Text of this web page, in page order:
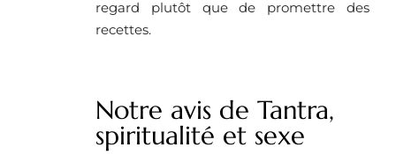
regard plutôt que de promettre des
recettes.
Notre avis de Tantra,
spiritualité et sexe